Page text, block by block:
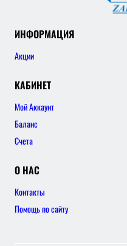
ИНФОРМАЦИЯ
Акции
КАБИНЕТ
Мой Аккаунт
Баланс
Счета
О НАС
Контакты
Помощь по сайту